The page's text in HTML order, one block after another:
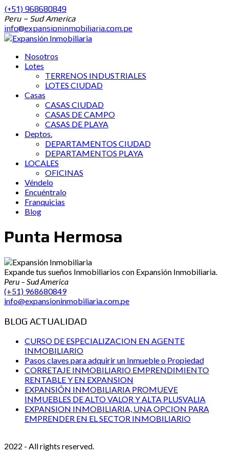
(+51) 968680849
Peru – Sud America
info@expansioninmobiliaria.com.pe
Nosotros
Lotes
TERRENOS INDUSTRIALES
LOTES CIUDAD
Casas
CASAS CIUDAD
CASAS DE CAMPO
CASAS DE PLAYA
Deptos.
DEPARTAMENTOS CIUDAD
DEPARTAMENTOS PLAYA
LOCALES
OFICINAS
Véndelo
Encuéntralo
Franquicias
Blog
Punta Hermosa
Expande tus sueños Inmobiliarios con Expansión Inmobiliaria.
Peru – Sud America
(+51) 968680849
info@expansioninmobiliaria.com.pe
BLOG ACTUALIDAD
CURSO DE ESPECIALIZACION EN AGENTE
INMOBILIARIO
Pasos claves para adquirir un Inmueble o Propiedad
CORRETAJE INMOBILIARIO EMPRENDIMIENTO
RENTABLE Y EN EXPANSION
EXPANSIÓN INMOBILIARIA PROMUEVE
INMUEBLES DE ALTO VALOR Y ALTA PLUSVALIA
EXPANSION INMOBILIARIA, UNA OPCION PARA
EMPRENDER EN EL SECTOR INMOBILIARIO
2022 - All rights reserved.